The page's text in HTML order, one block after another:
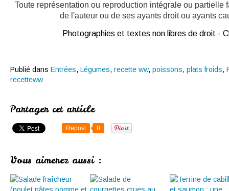
Toute représentation ou reproduction intégrale ou partielle
de l'auteur ou de ses ayants droit ou ayants
Photographies et textes non libres de droit -
Publié dans Entrées, Légumes, recette ww, poissons, plats froids,
recetteww
Partager cet article
Repost 0
Vous aimerez aussi :